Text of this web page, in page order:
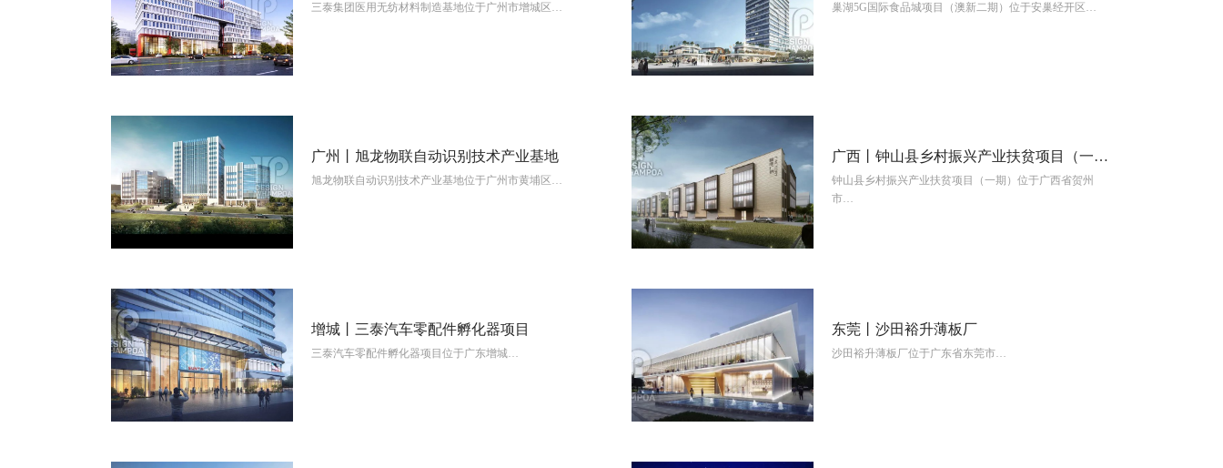
View More 三泰集团医用无纺材料制造基地位于广州市增城区… View More 巢湖5G国际食品城项目（澳新二期）位于安巢经开区…
View More
广州丨旭龙物联自动识别技术产业基地
旭龙物联自动识别技术产业基地位于广州市黄埔区… View More
广西丨钟山县乡村振兴产业扶贫项目（一期）
钟山县乡村振兴产业扶贫项目（一期）位于广西省贺州
市…
View More
增城丨三泰汽车零配件孵化器项目
三泰汽车零配件孵化器项目位于广东增城… View More
东莞丨沙田裕升薄板厂
沙田裕升薄板厂位于广东省东莞市…